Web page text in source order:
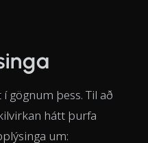
gögnum þess. Til að
hátt þurfa
um: